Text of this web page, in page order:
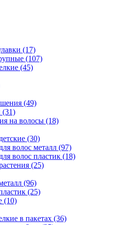
(17)
(107)
(45)
(49)
(31)
на волосы (18)
(30)
волос металл (97)
волос пластик (18)
(25)
(96)
(25)
(10)
в пакетах (36)